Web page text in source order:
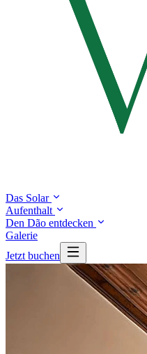
Das Solar
Aufenthalt
Den Dão entdecken
Galerie
Jetzt buchen